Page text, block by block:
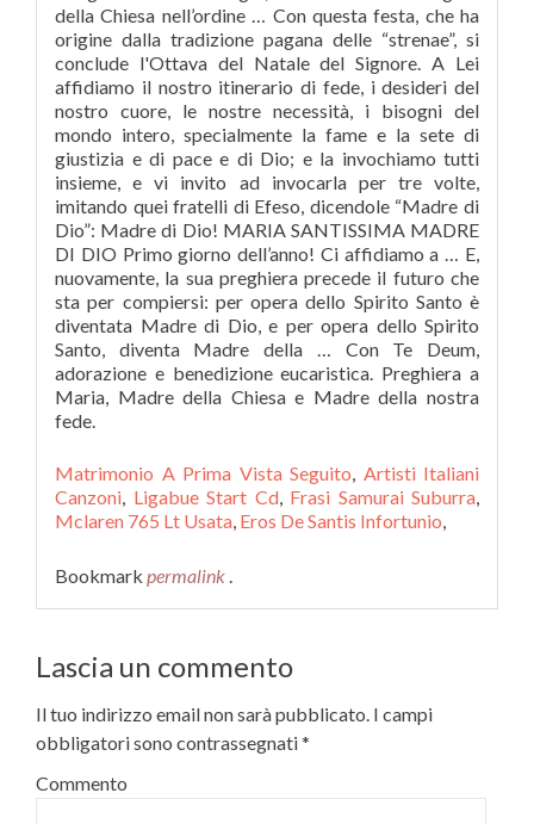
Matrimonio A Prima Vista Seguito, Artisti Italiani
Canzoni, Ligabue Start Cd, Frasi Samurai Suburra,
Mclaren 765 Lt Usata, Eros De Santis Infortunio,
Bookmark permalink .
Lascia un commento
Il tuo indirizzo email non sarà pubblicato. I campi
obbligatori sono contrassegnati*
Commento